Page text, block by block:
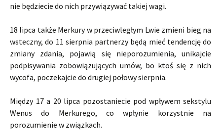
nie będziecie do nich przywiązywać takiej wagi.
18 lipca także Merkury w przeciwległym Lwie zmieni bieg na
wsteczny, do 11 sierpnia partnerzy będą mieć tendencję do
zmiany zdania, pojawią się nieporozumienia, unikajcie
podpisywania zobowiązujących umów, bo ktoś się z nich
wycofa, poczekajcie do drugiej połowy sierpnia.
Między 17 a 20 lipca pozostaniecie pod wpływem sekstylu
Wenus do Merkurego, co wpłynie korzystnie na
porozumienie w związkach.